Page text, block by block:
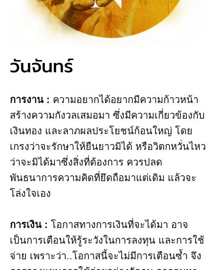
วันจันทร์
การงาน​ : ความอยากได้อยากมีความก้าวหน้า
สร้างความกังวลเสมอมา ซึ่งมีความเกี่ยวข้องกับ
เงินทอง และลาภผลประโยชน์ก้อนใหญ่ โดย
เกรงว่าจะรักษาให้ยืนยาวมิได้ หรือวิตกหวั่นไหว
ว่าจะมิได้มาซึ่งสิ่งที่ต้องการ ควรปลด
พันธนาการความคิดที่ยึดถือมาแต่เดิม แล้วจะ
โล่งใจเอง
การเงิน : โอกาสทางการเงินที่จะได้มา อาจ
เป็นการเตือนให้รู้ระวังในการลงทุน และการใช้
จ่าย เพราะว่า..โอกาสนี้จะไม่มีการเตือนซ้ำ จึง